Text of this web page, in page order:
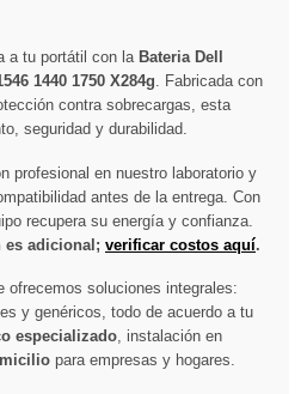
a tu portátil con la Bateria Dell
1440 1750 X284g. Fabricada con
contra sobrecargas, esta
seguridad y durabilidad.
profesional en nuestro laboratorio y
antes de la entrega. Con
recupera su energía y confianza.
es adicional; verificar costos aquí.
ofrecemos soluciones integrales:
y genéricos, todo de acuerdo a tu
especializado, instalación en
para empresas y hogares.